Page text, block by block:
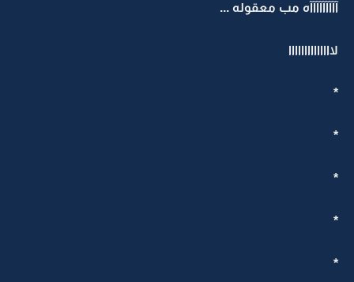
آآآآآآآآآه مب معقوله ...
لاااااااااااااا
*
*
*
*
*